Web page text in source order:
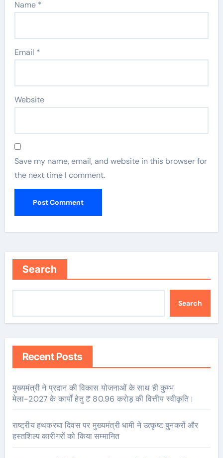
Name *
Email *
Website
Save my name, email, and website in this browser for
the next time I comment.
Search
Search
Recent Posts
मुख्यमंत्री ने प्रदान की विकास योजनाओं के साथ ही कुम्भ
मेला-2027 के कार्यों हेतु ₹ 80.96 करोड़ की वित्तीय स्वीकृति।
राष्ट्रीय हथकरघा दिवस पर मुख्यमंत्री धामी ने उत्कृष्ट बुनकरों और
हस्तशिल्प कारीगरों को किया सम्मानित